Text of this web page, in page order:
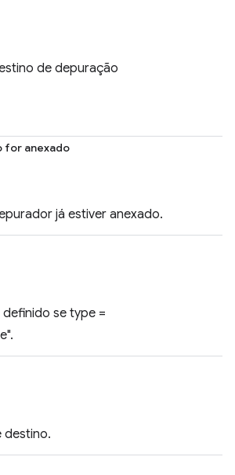
de depuração
for anexado
já estiver anexado.
se type =
destino.